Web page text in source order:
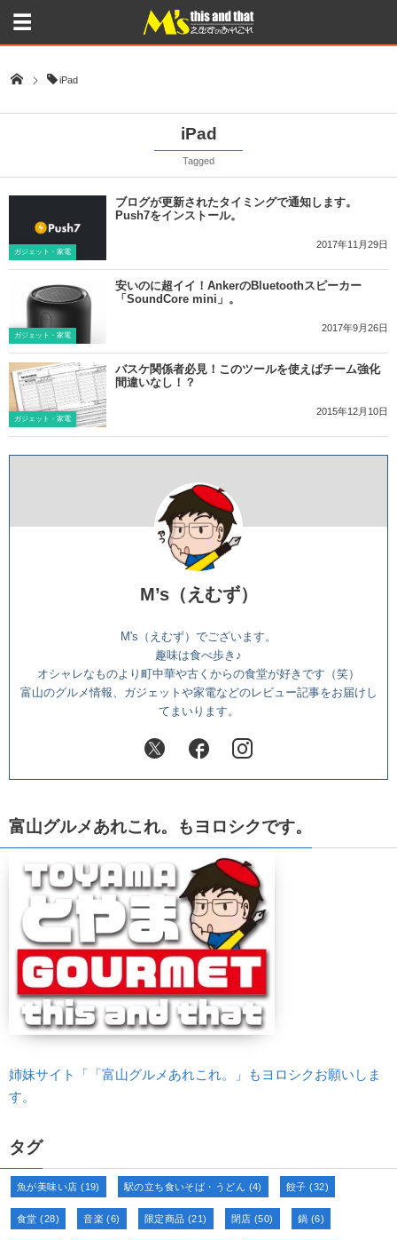
iPad
iPad
Tagged
ガジェット・家電
ブログが更新されたタイミングで通知します。
Push7をインストール。
2017年11月29日
ガジェット・家電
安いのに超イイ！AnkerのBluetoothスピーカー
「SoundCore mini」。
2017年9月26日
ガジェット・家電
バスケ関係者必見！このツールを使えばチーム強化
間違いなし！？
2015年12月10日
M’s（えむず）
M's（えむず）でございます。
趣味は食べ歩き♪
オシャレなものより町中華や古くからの食堂が好きです（笑）
富山のグルメ情報、ガジェットや家電などのレビュー記事をお届けし
てまいります。
富山グルメあれこれ。もヨロシクです。
姉妹サイト「「富山グルメあれこれ。」もヨロシクお願いしま
す。
タグ
魚が美味い店 (19) 駅の立ち食いそば・うどん (4) 餃子 (32)
食堂 (28) 音楽 (6) 限定商品 (21) 閉店 (50) 鍋 (6)